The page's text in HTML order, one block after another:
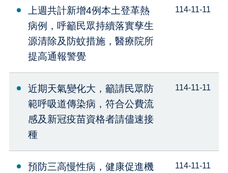
上週共計新增4例本土登革熱
病例，呼籲民眾持續落實孳生
源清除及防蚊措施，醫療院所
提高通報警覺
114-11-11
近期天氣變化大，籲請民眾防
範呼吸道傳染病，符合公費流
感及新冠疫苗資格者請儘速接
種
114-11-11
預防三高慢性病，健康促進機
114-11-11